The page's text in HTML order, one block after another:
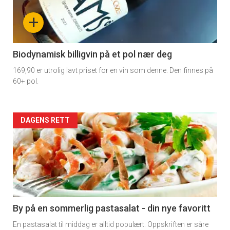
nå
4
+
Biodynamisk billigvin på et pol nær deg
169,90 er utrolig lavt priset for en vin som denne. Den finnes på
60+ pol.
Forsiden
akkurat
nå
-
5
DAGENS RETT
By på en sommerlig pastasalat - din nye favoritt
En pastasalat til middag er alltid populært. Oppskriften er såre